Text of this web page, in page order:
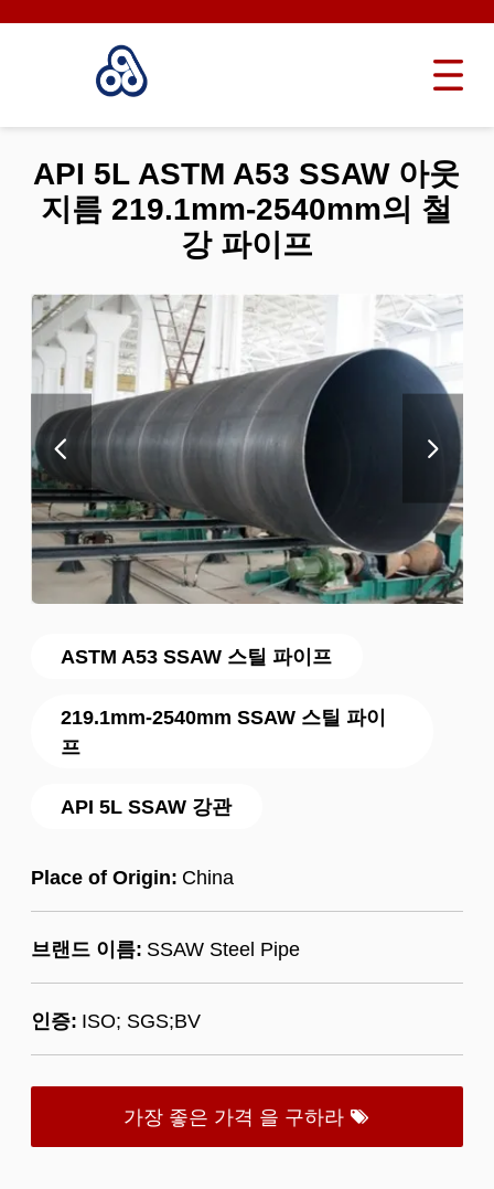
ASTM A53 SSAW 스틸 파이프
219.1mm-2540mm SSAW 스틸 파이
프
API 5L SSAW 강관
Place of Origin: China
브랜드 이름: SSAW Steel Pipe
인증: ISO; SGS;BV
가장 좋은 가격 을 구하라
API 5L ASTM A53 SSAW 아웃
지름 219.1mm-2540mm의 철
강 파이프